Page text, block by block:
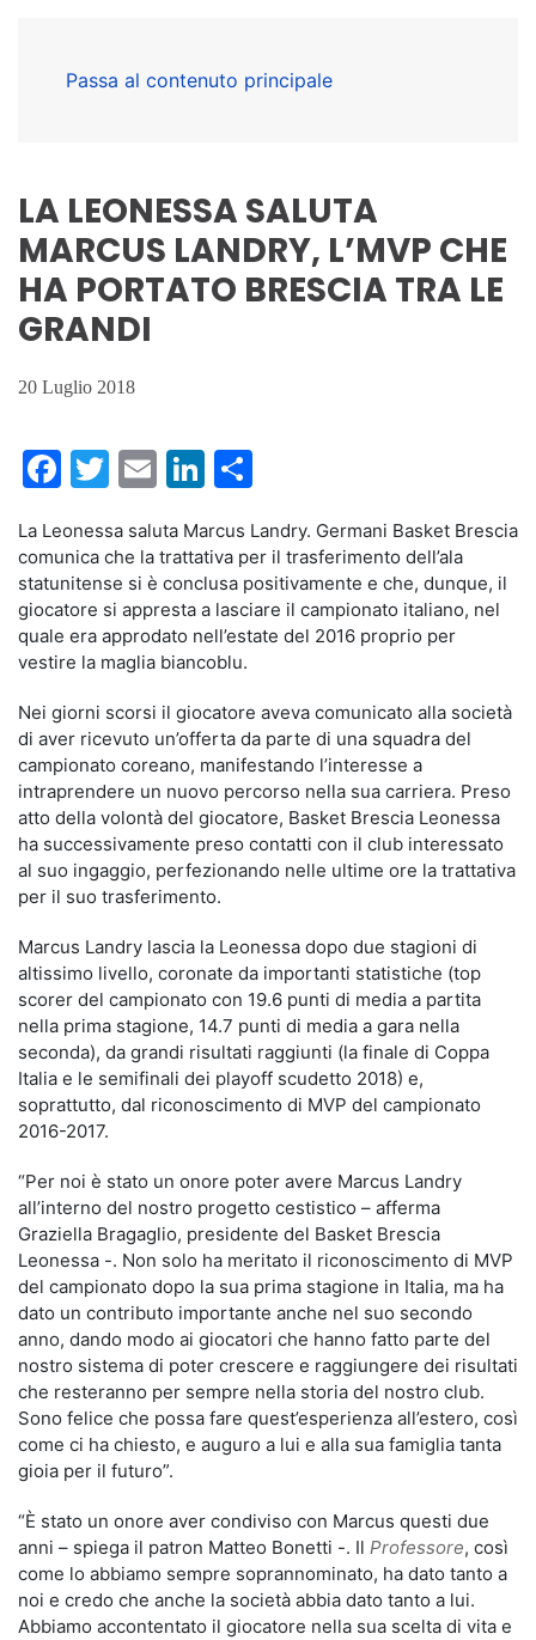
Passa al contenuto principale
LA LEONESSA SALUTA
MARCUS LANDRY, L’MVP CHE
HA PORTATO BRESCIA TRA LE
GRANDI
20 Luglio 2018
Facebook
Twitter
EmailLinkedIn
La Leonessa saluta Marcus Landry. Germani Basket Brescia
comunica che la trattativa per il trasferimento dell’ala
statunitense si è conclusa positivamente e che, dunque, il
giocatore si appresta a lasciare il campionato italiano, nel
quale era approdato nell’estate del 2016 proprio per
vestire la maglia biancoblu.
Nei giorni scorsi il giocatore aveva comunicato alla società
di aver ricevuto un’offerta da parte di una squadra del
campionato coreano, manifestando l’interesse a
intraprendere un nuovo percorso nella sua carriera. Preso
atto della volontà del giocatore, Basket Brescia Leonessa
ha successivamente preso contatti con il club interessato
al suo ingaggio, perfezionando nelle ultime ore la trattativa
per il suo trasferimento.
Marcus Landry lascia la Leonessa dopo due stagioni di
altissimo livello, coronate da importanti statistiche (top
scorer del campionato con 19.6 punti di media a partita
nella prima stagione, 14.7 punti di media a gara nella
seconda), da grandi risultati raggiunti (la finale di Coppa
Italia e le semifinali dei playoff scudetto 2018) e,
soprattutto, dal riconoscimento di MVP del campionato
2016-2017.
“Per noi è stato un onore poter avere Marcus Landry
all’interno del nostro progetto cestistico – afferma
Graziella Bragaglio, presidente del Basket Brescia
Leonessa -. Non solo ha meritato il riconoscimento di MVP
del campionato dopo la sua prima stagione in Italia, ma ha
dato un contributo importante anche nel suo secondo
anno, dando modo ai giocatori che hanno fatto parte del
nostro sistema di poter crescere e raggiungere dei risultati
che resteranno per sempre nella storia del nostro club.
Sono felice che possa fare quest’esperienza all’estero, così
come ci ha chiesto, e auguro a lui e alla sua famiglia tanta
gioia per il futuro”.
“È stato un onore aver condiviso con Marcus questi due
anni – spiega il patron Matteo Bonetti -. Il Professore, così
come lo abbiamo sempre soprannominato, ha dato tanto a
noi e credo che anche la società abbia dato tanto a lui.
Abbiamo accontentato il giocatore nella sua scelta di vita e